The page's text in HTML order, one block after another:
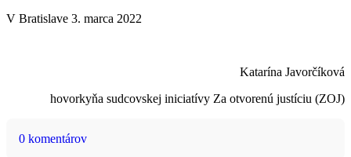
V Bratislave 3. marca 2022
Katarína Javorčíková
hovorkyňa sudcovskej iniciatívy Za otvorenú justíciu (ZOJ)
0 komentárov